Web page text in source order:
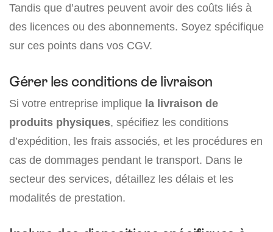
Tandis que d’autres peuvent avoir des coûts liés à
des licences ou des abonnements. Soyez spécifique
sur ces points dans vos CGV.
Gérer les conditions de livraison
Si votre entreprise implique la livraison de
produits physiques, spécifiez les conditions
d’expédition, les frais associés, et les procédures en
cas de dommages pendant le transport. Dans le
secteur des services, détaillez les délais et les
modalités de prestation.